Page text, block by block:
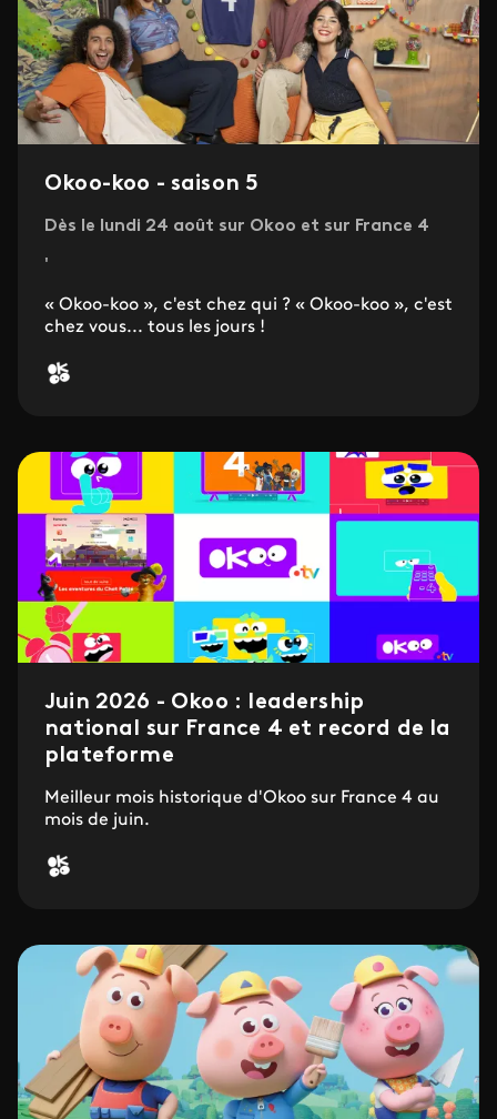
Okoo-koo - saison 5
Dès le lundi 24 août sur Okoo et sur France 4
'
« Okoo-koo », c'est chez qui ? « Okoo-koo », c'est
chez vous... tous les jours !
Juin 2026 - Okoo : leadership
national sur France 4 et record de la
plateforme
Meilleur mois historique d'Okoo sur France 4 au
mois de juin.